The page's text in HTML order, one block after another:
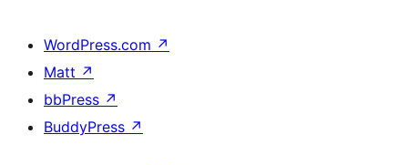
WordPress.com ↗
Matt ↗
bbPress ↗
BuddyPress ↗